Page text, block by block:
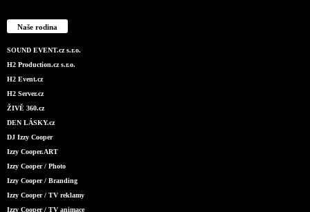
Naše rodina
SOUND EVENT.cz s.r.o.
H2 Production.cz s.r.o.
H2 Event.cz
H2 Server.cz
ŽIVĚ 360.cz
DEN LÁSKY.cz
DJ Izzy Cooper
Izzy Cooper.ART
Izzy Cooper / Photo
Izzy Cooper / Branding
Izzy Cooper / TV reklamy
Izzy Cooper / TV animace